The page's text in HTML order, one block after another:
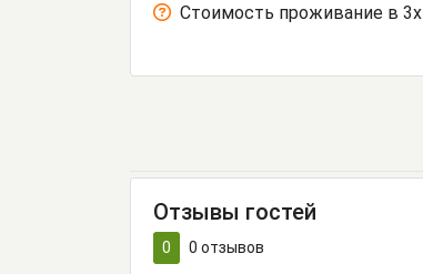
Стоимость проживание в
Отзывы гостей
0 0 отзывов